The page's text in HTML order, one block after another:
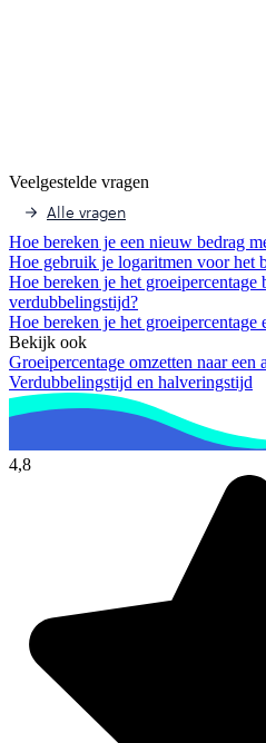
Veelgestelde vragen
Alle vragen
Hoe bereken je een nieuw bedrag
Hoe gebruik je logaritmen voor het
Hoe bereken je het groeipercentage
verdubbelingstijd?
Hoe bereken je het groeipercentage
Bekijk ook
Groeipercentage omzetten naar een
Verdubbelingstijd en halveringstijd
4,8